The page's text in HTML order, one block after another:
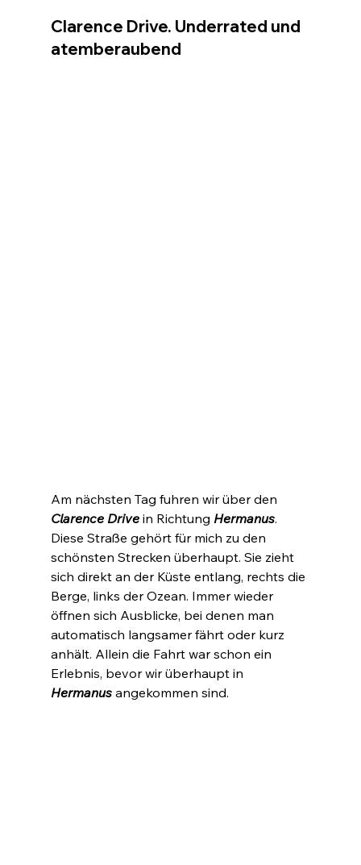
Clarence Drive. Underrated und
atemberaubend
Am nächsten Tag fuhren wir über den
Clarence Drive in Richtung Hermanus.
Diese Straße gehört für mich zu den
schönsten Strecken überhaupt. Sie zieht
sich direkt an der Küste entlang, rechts die
Berge, links der Ozean. Immer wieder
öffnen sich Ausblicke, bei denen man
automatisch langsamer fährt oder kurz
anhält. Allein die Fahrt war schon ein
Erlebnis, bevor wir überhaupt in
Hermanus angekommen sind.